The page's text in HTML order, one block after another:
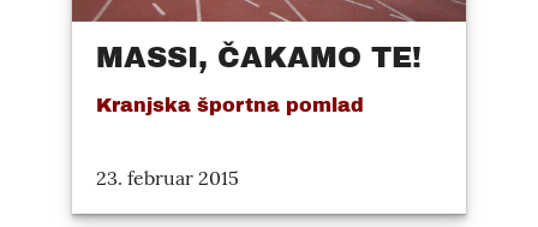
MASSI, ČAKAMO TE!
Kranjska športna pomlad
23. februar 2015